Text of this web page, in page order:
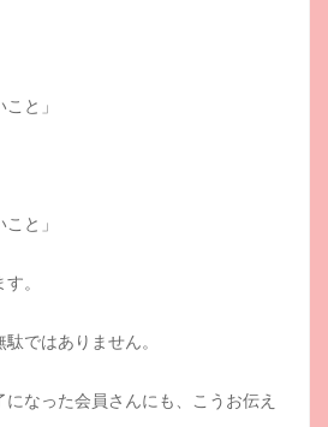
と」
と」
。
ではありません。
なった会員さんにも、こうお伝え